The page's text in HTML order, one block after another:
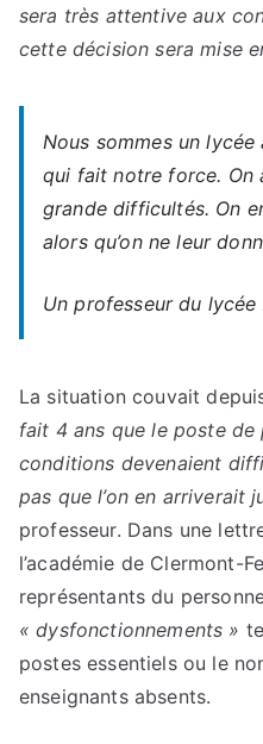
sera très attentive aux
cette décision sera mise
Nous sommes un lycée
qui fait notre force. On
grande difficultés. On
alors qu’on ne leur
Un professeur du
La situation couvait
fait 4 ans que le poste de
conditions devenaient
pas que l’on en arriverait
professeur. Dans une
l’académie de Clermont-
représentants du
« dysfonctionnements »
postes essentiels ou le
enseignants absents.